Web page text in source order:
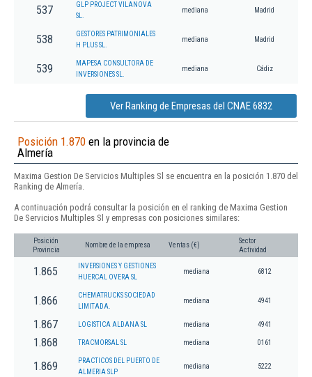
537
GLP PROJECT VILANOVA
SL.
mediana Madrid
538
GESTORES PATRIMONIALES
H PLUS SL.
mediana Madrid
539
MAPESA CONSULTORA DE
INVERSIONES SL.
mediana Cádiz
Ver Ranking de Empresas del CNAE 6832
Posición 1.870 en la provincia de
Almería
Maxima Gestion De Servicios Multiples Sl se encuentra en la posición 1.870 del
Ranking de Almería.
A continuación podrá consultar la posición en el ranking de Maxima Gestion
De Servicios Multiples Sl y empresas con posiciones similares:
Posición
Provincia
Nombre de la empresa Ventas (€)
Sector
Actividad
1.865
INVERSIONES Y GESTIONES
HUERCAL OVERA SL
mediana 6812
1.866
CHEMATRUCKS SOCIEDAD
LIMITADA.
mediana 4941
1.867 LOGISTICA ALDANA SL mediana 4941
1.868 TRACMORSAL SL mediana 0161
1.869
PRACTICOS DEL PUERTO DE
ALMERIA SLP
mediana 5222